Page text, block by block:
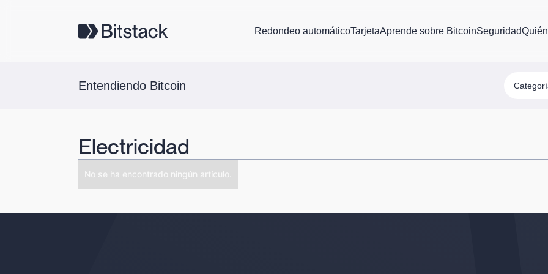
Redondeo automáticoTarjetaAprende sobre BitcoinSeguridad
Entendiendo Bitcoin
Electricidad
No se ha encontrado ningún artículo.